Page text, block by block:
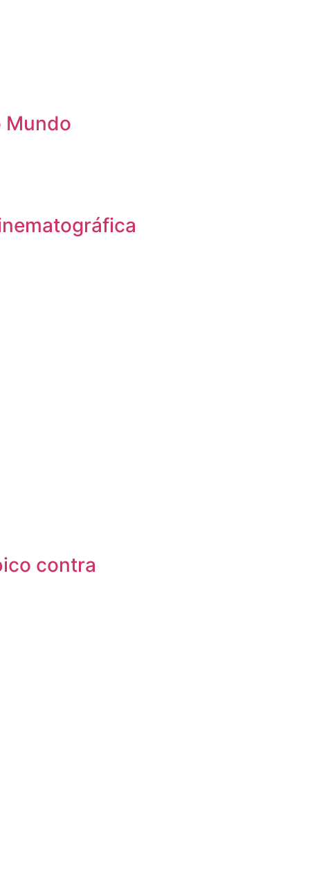
Mundo
contra